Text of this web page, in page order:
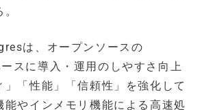
は、オープンソースの
スに導入・運用のしやすさ向上
」「性能」「信頼性」を強化して
能やインメモリ機能による高速処